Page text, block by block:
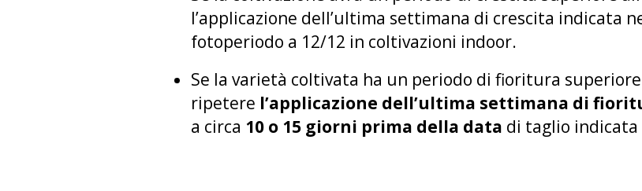
l’applicazione dell’ultima settimana di crescita indicata
fotoperiodo a 12/12 in coltivazioni indoor.
Se la varietà coltivata ha un periodo di fioritura
ripetere l’applicazione dell’ultima settimana di
a circa 10 o 15 giorni prima della data di taglio indicata